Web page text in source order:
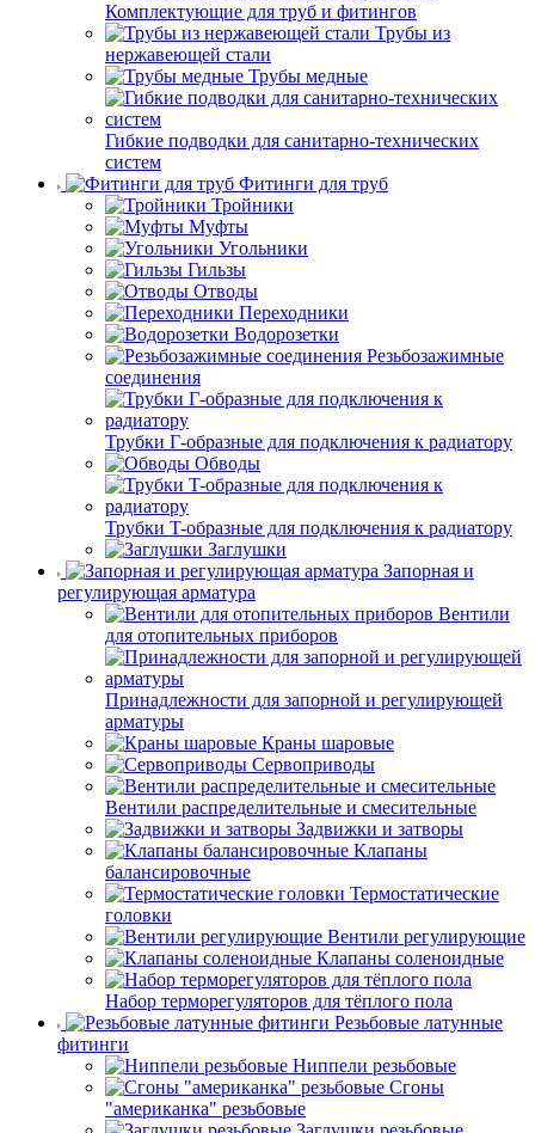
Комплектующие для труб и фитингов
Трубы из
нержавеющей стали
Трубы медные
Гибкие подводки для санитарно-технических
систем
Фитинги для труб
Тройники
Муфты
Угольники
Гильзы
Отводы
Переходники
Водорозетки
Резьбозажимные
соединения
Трубки Г-образные для подключения к радиатору
Обводы
Трубки T-образные для подключения к радиатору
Заглушки
Запорная и
регулирующая арматура
Вентили
для отопительных приборов
Принадлежности для запорной и регулирующей
арматуры
Краны шаровые
Сервоприводы
Вентили распределительные и смесительные
Задвижки и затворы
Клапаны
балансировочные
Термостатические
головки
Вентили регулирующие
Клапаны соленоидные
Набор терморегуляторов для тёплого пола
Резьбовые латунные
фитинги
Ниппели резьбовые
Сгоны
"американка" резьбовые